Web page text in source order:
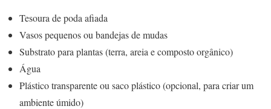
Tesoura de poda afiada
Vasos pequenos ou bandejas de mudas
Substrato para plantas (terra, areia e composto orgânico)
Água
Plástico transparente ou saco plástico (opcional, para criar um
ambiente úmido)